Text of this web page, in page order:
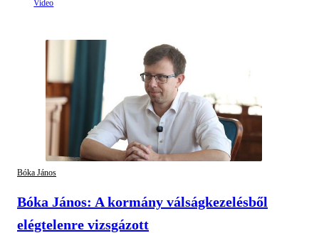
Bóka János
Bóka János: A kormány válságkezelésből
elégtelenre vizsgázott